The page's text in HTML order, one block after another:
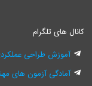
کانال های تلگرام
آموزش طراحی
آمادگی آزمون های